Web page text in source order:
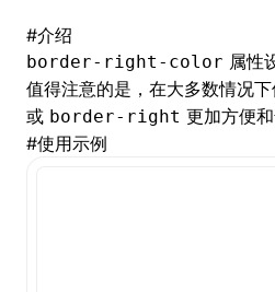
#介绍
border-right-color 属性
值得注意的是，在大多数情况下
或 border-right 更加方便和
#使用示例